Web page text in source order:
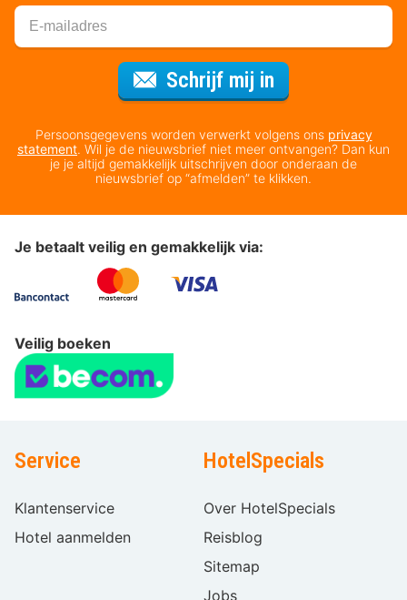
Schrijf mij in
Persoonsgegevens worden verwerkt volgens ons privacy
statement. Wil je de nieuwsbrief niet meer ontvangen? Dan kun
je je altijd gemakkelijk uitschrijven door onderaan de
nieuwsbrief op “afmelden” te klikken.
Je betaalt veilig en gemakkelijk via:
Veilig boeken
Service
Klantenservice
Hotel aanmelden
HotelSpecials
Over HotelSpecials
Reisblog
Sitemap
Jobs